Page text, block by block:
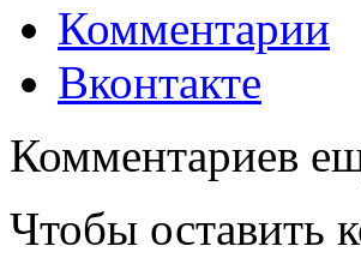
Комментарии
Вконтакте
Комментариев
Чтобы оставить